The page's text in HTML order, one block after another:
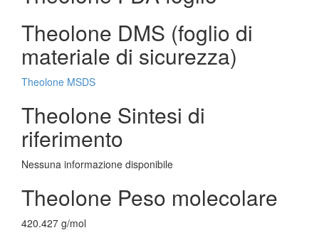
Theolone DMS (foglio di
materiale di sicurezza)
Theolone MSDS
Theolone Sintesi di
riferimento
Nessuna informazione disponibile
Theolone Peso molecolare
420.427 g/mol